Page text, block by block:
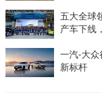
五大全球
产车下线
一汽-大众
新标杆